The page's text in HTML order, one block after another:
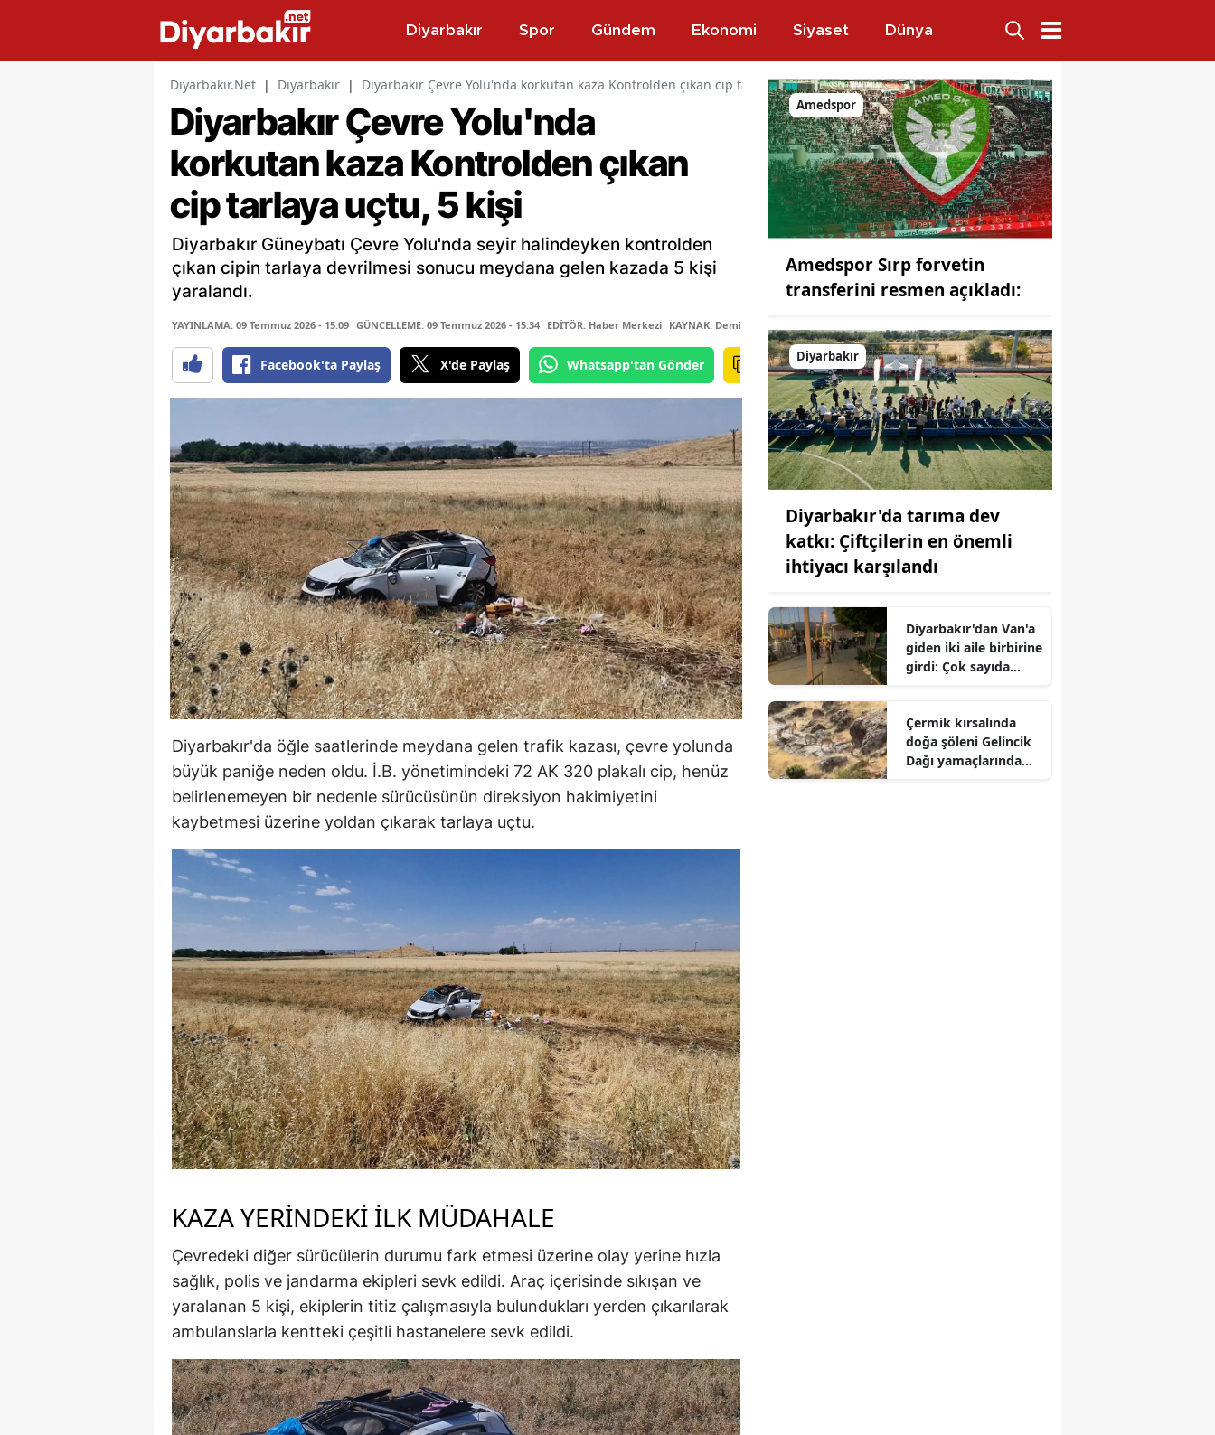
Diyarbakır Spor Gündem Ekonomi Siyaset Dünya
Diyarbakir.Net | Diyarbakır | Diyarbakır Çevre Yolu'nda korkutan kaza Kontrolden çıkan cip tarlaya uçtu, 5 kişi
Diyarbakır Çevre Yolu'nda
korkutan kaza Kontrolden çıkan
cip tarlaya uçtu, 5 kişi
Diyarbakır Güneybatı Çevre Yolu'nda seyir halindeyken kontrolden
çıkan cipin tarlaya devrilmesi sonucu meydana gelen kazada 5 kişi
yaralandı.
YAYINLAMA: 09 Temmuz 2026 - 15:09 GÜNCELLEME: 09 Temmuz 2026 - 15:34 EDİTÖR: Haber Merkezi KAYNAK: Demirören Haber Ajansı
Facebook'ta Paylaş X'de Paylaş Whatsapp'tan Gönder
Diyarbakır'da öğle saatlerinde meydana gelen trafik kazası, çevre yolunda
büyük paniğe neden oldu. İ.B. yönetimindeki 72 AK 320 plakalı cip, henüz
belirlenemeyen bir nedenle sürücüsünün direksiyon hakimiyetini
kaybetmesi üzerine yoldan çıkarak tarlaya uçtu.
KAZA YERİNDEKİ İLK MÜDAHALE
Çevredeki diğer sürücülerin durumu fark etmesi üzerine olay yerine hızla
sağlık, polis ve jandarma ekipleri sevk edildi. Araç içerisinde sıkışan ve
yaralanan 5 kişi, ekiplerin titiz çalışmasıyla bulundukları yerden çıkarılarak
ambulanslarla kentteki çeşitli hastanelere sevk edildi.
Amedspor
Amedspor Sırp forvetin
transferini resmen açıkladı:
Diyarbakır
Diyarbakır'da tarıma dev
katkı: Çiftçilerin en önemli
ihtiyacı karşılandı
Diyarbakır'dan Van'a
giden iki aile birbirine
girdi: Çok sayıda
Çermik kırsalında
doğa şöleni Gelincik
Dağı yamaçlarında